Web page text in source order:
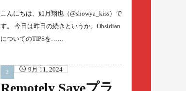
こんにちは、如月翔也（@showya_kiss）で
す。 今日は昨日の続きというか、Obsidian
についてのTIPSを……
9月 11, 2024
Remotely Saveプラ